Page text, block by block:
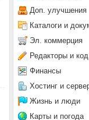
Доп. улучшения
Каталоги и
Эл. коммерция
Редакторы и код
Финансы
Хостинг и
Жизнь и люди
Карты и погода